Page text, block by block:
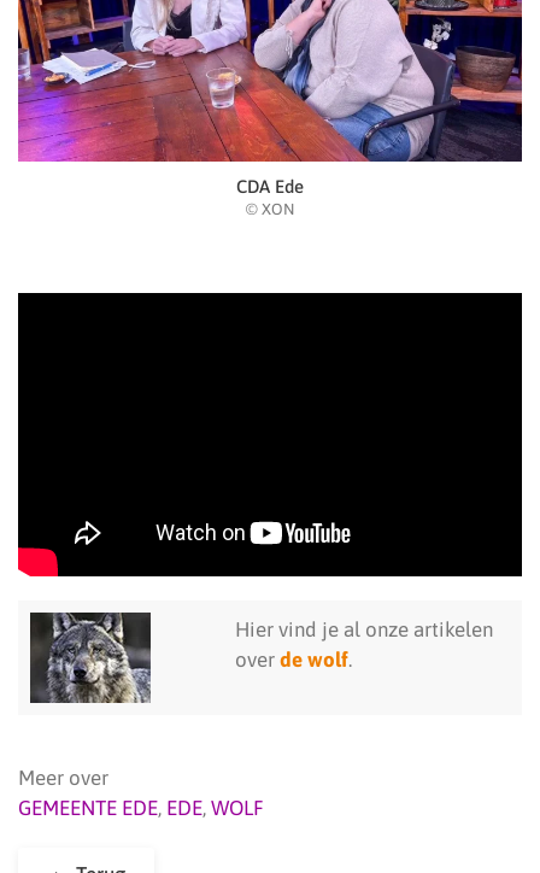
CDA Ede
© XON
Hier vind je al onze artikelen
over de wolf.
Meer over
GEMEENTE EDE, EDE, WOLF